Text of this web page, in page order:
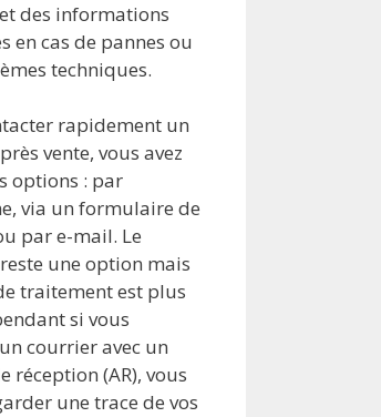
des informations
en cas de pannes ou
techniques.
rapidement un
vente, vous avez
options : par
via un formulaire de
par e-mail. Le
une option mais
traitement est plus
si vous
courrier avec un
réception (AR), vous
une trace de vos